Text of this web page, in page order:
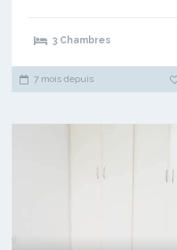
3 Chambres
7 mois depuis